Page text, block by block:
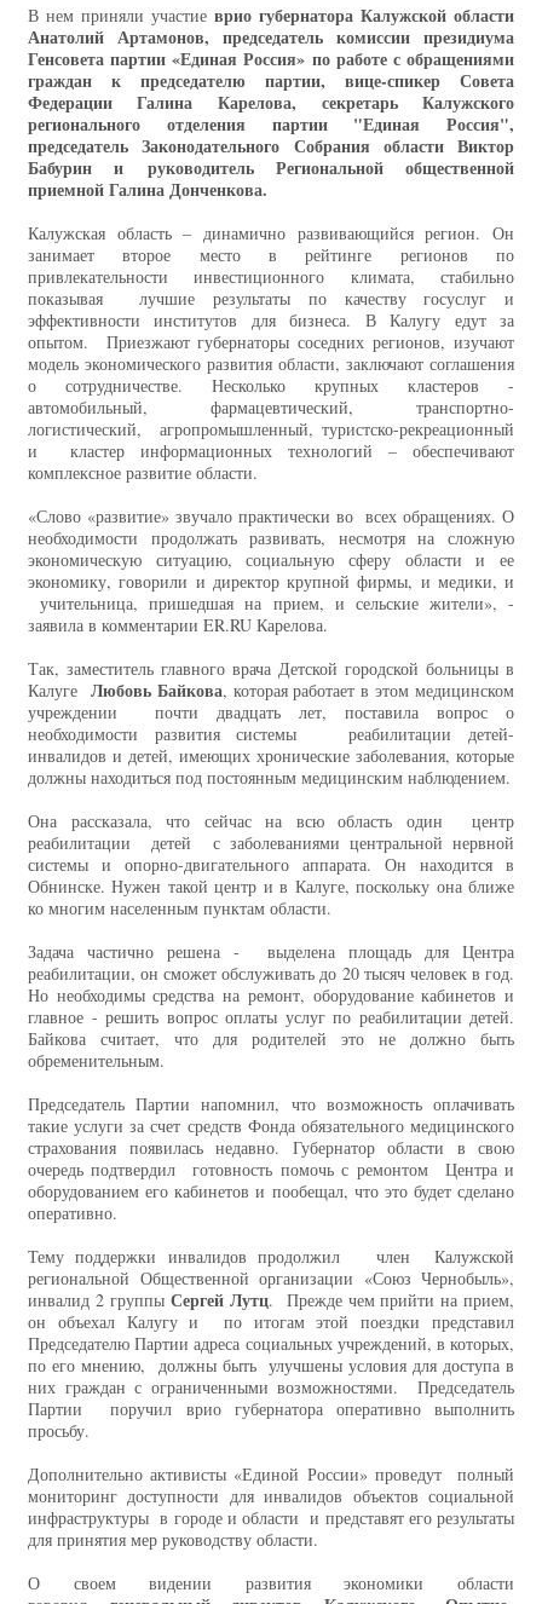
В нем приняли участиеврио губернатора Калужской области
Анатолий Артамонов, председатель комиссии президиума
Генсовета партии «Единая Россия» по работе с обращениями
граждан к председателю партии, вице-спикер Совета
Федерации Галина Карелова, секретарь Калужского
регионального отделения партии "Единая Россия",
председатель Законодательного Собрания области Виктор
Бабурин и руководитель Региональной общественной
приемной Галина Донченкова.
Калужская область – динамично развивающийся регион. Он
занимает второе место в рейтинге регионов по
привлекательности инвестиционного климата, стабильно
показывая лучшие результаты по качеству госуслуг и
эффективности институтов для бизнеса. В Калугу едут за
опытом. Приезжают губернаторы соседних регионов, изучают
модель экономического развития области, заключают соглашения
о сотрудничестве. Несколько крупных кластеров -
автомобильный, фармацевтический, транспортно-
логистический, агропромышленный, туристско-рекреационный
и кластер информационных технологий – обеспечивают
комплексное развитие области.
«Слово «развитие» звучало практически во всех обращениях. О
необходимости продолжать развивать, несмотря на сложную
экономическую ситуацию, социальную сферу области и ее
экономику, говорили и директор крупной фирмы, и медики, и
учительница, пришедшая на прием, и сельские жители», -
заявила в комментарии ER.RU Карелова.
Так, заместитель главного врача Детской городской больницы в
Калуге Любовь Байкова, которая работает в этом медицинском
учреждении почти двадцать лет, поставила вопрос о
необходимости развития системы реабилитации детей-
инвалидов и детей, имеющих хронические заболевания, которые
должны находиться под постоянным медицинским наблюдением.
Она рассказала, что сейчас на всю область один центр
реабилитации детей с заболеваниями центральной нервной
системы и опорно-двигательного аппарата. Он находится в
Обнинске. Нужен такой центр и в Калуге, поскольку она ближе
ко многим населенным пунктам области.
Задача частично решена - выделена площадь для Центра
реабилитации, он сможет обслуживать до 20 тысяч человек в год.
Но необходимы средства на ремонт, оборудование кабинетов и
главное - решить вопрос оплаты услуг по реабилитации детей.
Байкова считает, что для родителей это не должно быть
обременительным.
Председатель Партии напомнил, что возможность оплачивать
такие услуги за счет средств Фонда обязательного медицинского
страхования появилась недавно. Губернатор области в свою
очередь подтвердил готовность помочь с ремонтом Центра и
оборудованием его кабинетов и пообещал, что это будет сделано
оперативно.
Тему поддержки инвалидов продолжил член Калужской
региональной Общественной организации «Союз Чернобыль»,
инвалид 2 группыСергей Лутц. Прежде чем прийти на прием,
он объехал Калугу и по итогам этой поездки представил
Председателю Партии адреса социальных учреждений, в которых,
по его мнению, должны быть улучшены условия для доступа в
них граждан с ограниченными возможностями. Председатель
Партии поручил врио губернатора оперативно выполнить
просьбу.
Дополнительно активисты «Единой России» проведут полный
мониторинг доступности для инвалидов объектов социальной
инфраструктуры в городе и области и представят его результаты
для принятия мер руководству области.
О своем видении развития экономики области